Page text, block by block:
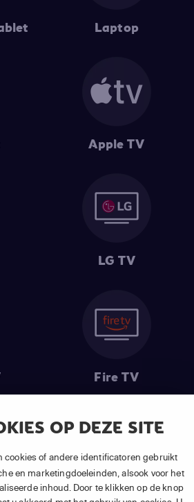
OP DEZE SITE
cookies of andere identificatoren gebruikt
en marketingdoeleinden, alsook voor het
inhoud. Door te klikken op de knop
Laptop
Apple TV
LG TV
Fire TV
gratis: Geldig op alle nieuwe abonnementen
TV Light, Basic of Plus.
abonnement : Incl. BTW.
voorvolgende zendersafhankelijk